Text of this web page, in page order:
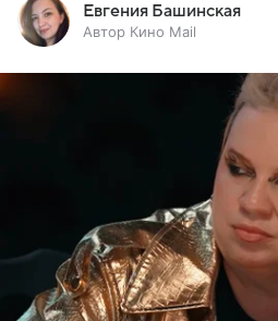
Евгения Башинская
Автор Кино Mail